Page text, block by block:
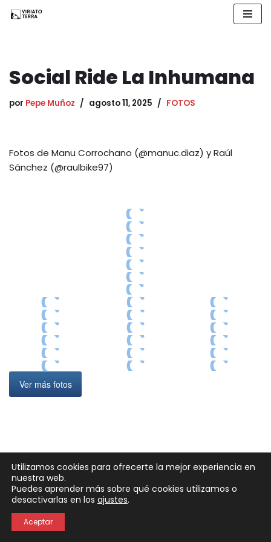
Social Ride La Inhumana
por Pepe Muñoz agosto 11, 2025 FOTOS
Fotos de Manu Corrochano (@manuc.diaz) y Raúl
Sánchez (@raulbike97)
Ver más fotos
Neve| Funciona gracias aWordPress
Política de Privacidad
Utilizamos cookies para ofrecerte la mejor experiencia en
nuestra web.
Puedes aprender más sobre qué cookies utilizamos o
desactivarlas en los ajustes.
Aceptar